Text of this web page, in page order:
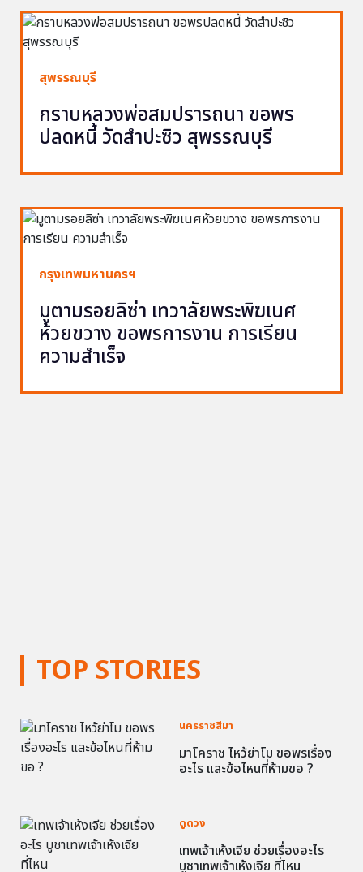
TOP STORIES
นครราชสีมา
มาโคราช ไหว้ย่าโม ขอพรเรื่อง
อะไร และข้อไหนที่ห้ามขอ ?
ดูดวง
เทพเจ้าเห้งเจีย ช่วยเรื่องอะไร
บูชาเทพเจ้าเห้งเจีย ที่ไหน
สุพรรณบุรี
กราบหลวงพ่อสมปรารถนา ขอพร
ปลดหนี้ วัดสำปะซิว สุพรรณบุรี
กรุงเทพมหานครฯ
มูตามรอยลิซ่า เทวาลัยพระพิฆเนศ
ห้วยขวาง ขอพรการงาน การเรียน
ความสำเร็จ